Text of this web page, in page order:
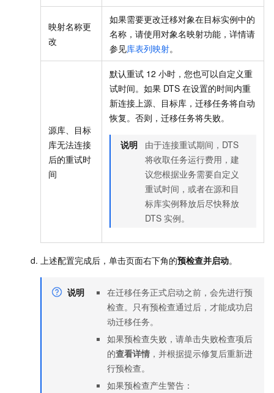
映射名称更
改
如果需要更改迁移对象在目标实例中的
名称，请使用对象名映射功能，详情请
参见库表列映射。
源库、目标
库无法连接
后的重试时
间
默认重试 12 小时，您也可以自定义重
试时间。如果 DTS 在设置的时间内重
新连接上源、目标库，迁移任务将自动
恢复。否则，迁移任务将失败。
说明
由于连接重试期间，DTS
将收取任务运行费用，建
议您根据业务需要自定义
重试时间，或者在源和目
标库实例释放后尽快释放
DTS 实例。
上述配置完成后，单击页面右下角的预检查并启动。
说明
在迁移任务正式启动之前，会先进行预
检查。只有预检查通过后，才能成功启
动迁移任务。
如果预检查失败，请单击失败检查项后
的查看详情 ，并根据提示修复后重新进
行预检查。
如果预检查产生警告：